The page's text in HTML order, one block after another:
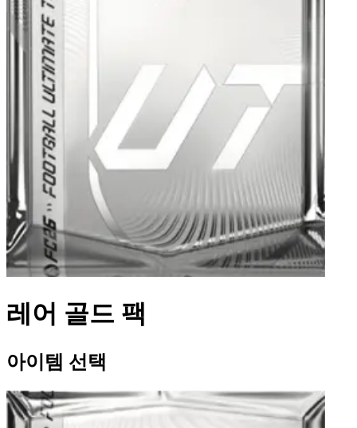
레어 골드 팩
아이템 선택